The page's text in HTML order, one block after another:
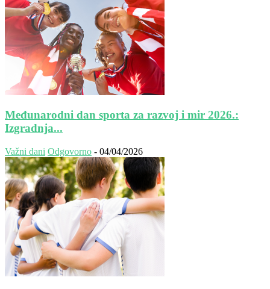
Međunarodni dan sporta za razvoj i mir 2026.:
Izgradnja...
Važni dani Odgovorno - 04/04/2026